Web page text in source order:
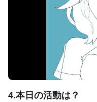
4.本日の活動は？